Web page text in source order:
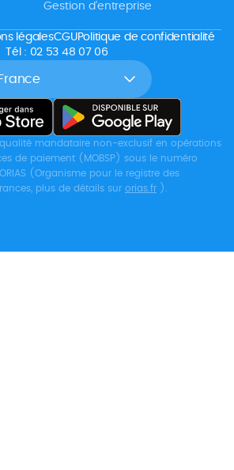
Gestion d’entreprise
France
légalesCGUPolitique de confidentialité
Tél : 02 53 48 07 06
mandataire non-exclusif en opérations
de paiement (MOBSP) sous le numéro
(Organisme pour le registre des
plus de détails sur orias.fr ).